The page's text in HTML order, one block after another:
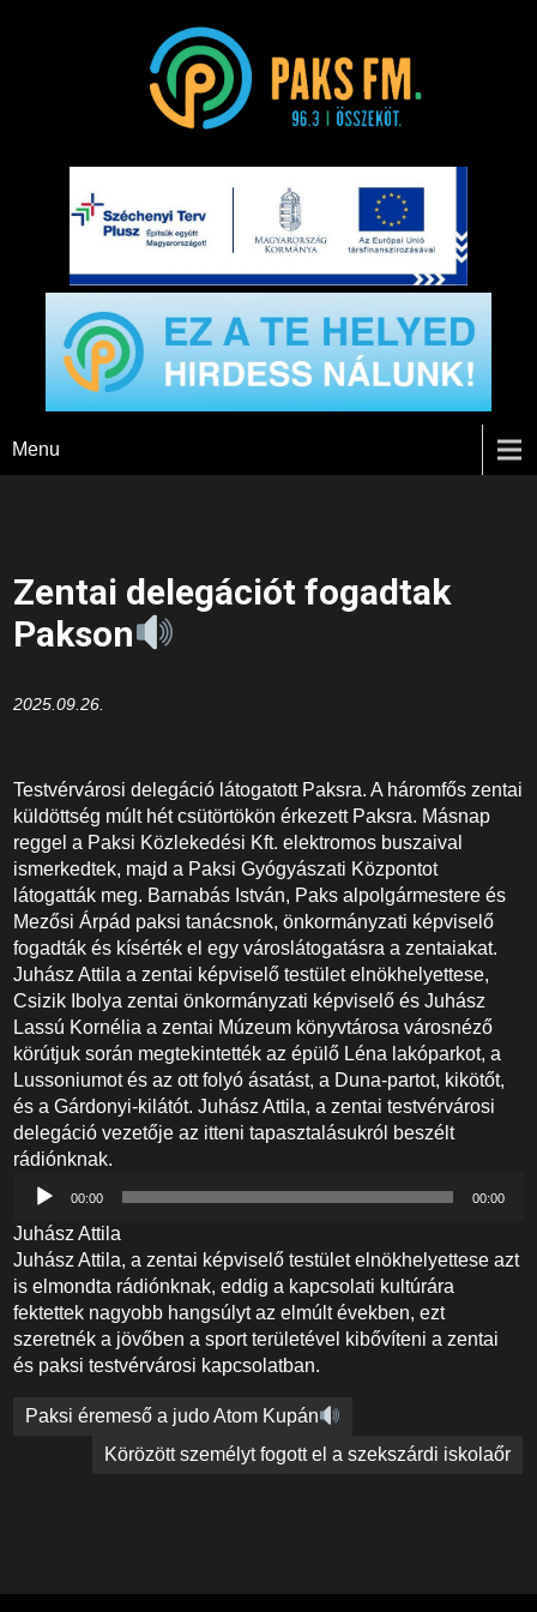
Paks FM
Menu
Zentai delegációt fogadtak
Pakson
2025.09.26.
Testvérvárosi delegáció látogatott Paksra. A háromfős zentai
küldöttség múlt hét csütörtökön érkezett Paksra. Másnap
reggel a Paksi Közlekedési Kft. elektromos buszaival
ismerkedtek, majd a Paksi Gyógyászati Központot
látogatták meg. Barnabás István, Paks alpolgármestere és
Mezősi Árpád paksi tanácsnok, önkormányzati képviselő
fogadták és kísérték el egy városlátogatásra a zentaiakat.
Juhász Attila a zentai képviselő testület elnökhelyettese,
Csizik Ibolya zentai önkormányzati képviselő és Juhász
Lassú Kornélia a zentai Múzeum könyvtárosa városnéző
körútjuk során megtekintették az épülő Léna lakóparkot, a
Lussoniumot és az ott folyó ásatást, a Duna-partot, kikötőt,
és a Gárdonyi-kilátót. Juhász Attila, a zentai testvérvárosi
delegáció vezetője az itteni tapasztalásukról beszélt
rádiónknak.
Audió
lejátszó
00:00 00:00
Juhász Attila
Juhász Attila, a zentai képviselő testület elnökhelyettese azt
is elmondta rádiónknak, eddig a kapcsolati kultúrára
fektettek nagyobb hangsúlyt az elmúlt években, ezt
szeretnék a jövőben a sport területével kibővíteni a zentai
és paksi testvérvárosi kapcsolatban.
Bejegyzés
navigáció
Paksi éremeső a judo Atom Kupán
Körözött személyt fogott el a szekszárdi iskolaőr